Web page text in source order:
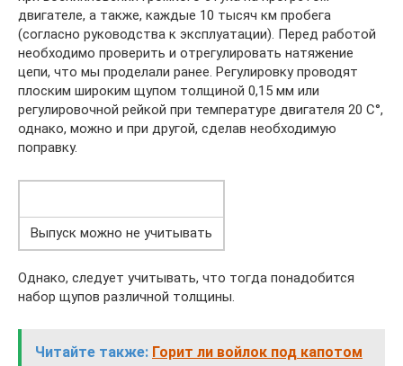
двигателе, а также, каждые 10 тысяч км пробега
(согласно руководства к эксплуатации). Перед работой
необходимо проверить и отрегулировать натяжение
цепи, что мы проделали ранее. Регулировку проводят
плоским широким щупом толщиной 0,15 мм или
регулировочной рейкой при температуре двигателя 20 С°,
однако, можно и при другой, сделав необходимую
поправку.
Выпуск можно не учитывать
Однако, следует учитывать, что тогда понадобится
набор щупов различной толщины.
Читайте также: Горит ли войлок под капотом